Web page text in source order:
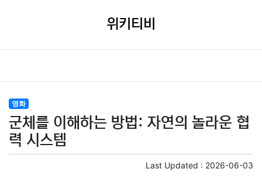
위키티비
영화
군체를 이해하는 방법: 자연의 놀라운 협
력 시스템
Last Updated : 2026-06-03